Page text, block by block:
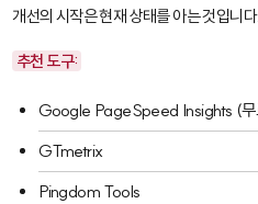
개선의 시작은 현재 상태를 아는 것입니다.
추천 도구:
Google PageSpeed Insights (
GTmetrix
Pingdom Tools